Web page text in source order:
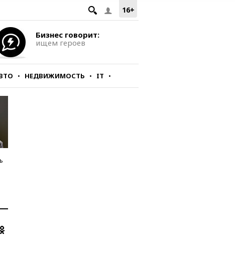
16+
Бизнес говорит:
ищем героев
НЕДВИЖИМОСТЬ IT